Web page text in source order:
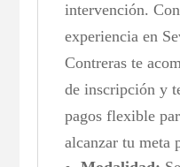
intervención.
experiencia en
Contreras te
de inscripción y
pagos flexible
alcanzar tu meta